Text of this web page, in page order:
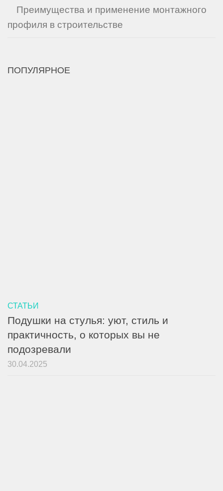
Преимущества и применение монтажного
профиля в строительстве
ПОПУЛЯРНОЕ
СТАТЬИ
Подушки на стулья: уют, стиль и
практичность, о которых вы не
подозревали
30.04.2025